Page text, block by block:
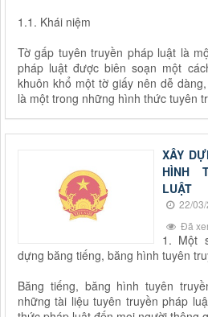
1.1. Khái niệm
Tờ gấp tuyên truyền pháp luật là
pháp luật được biên soạn một
khuôn khổ một tờ giấy nên dễ
là một trong những hình thức tuyên
XÂY
HÌNH
LUẬT
22/
Đã
1. Một
dựng băng tiếng, băng hình tuyên
Băng tiếng, băng hình tuyên
những tài liệu tuyên truyền pháp